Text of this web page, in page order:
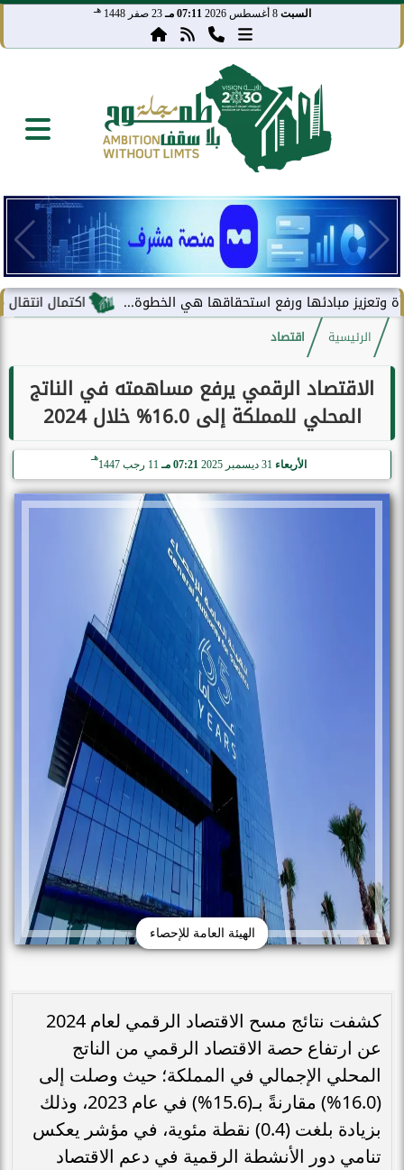
السبت 8 أغسطس 2026 07:11 مـ 23 صفر 1448 هـ
اكتمال انتقال مركز مبادئها ورفع استحقاقها هي الخطوة...
الرئيسية اقتصاد
الاقتصاد الرقمي يرفع مساهمته في الناتج
المحلي للمملكة إلى 16.0% خلال 2024
الأربعاء 07:21 مـ 11 رجب 1447
هـ
الهيئة العامة للإحصاء
كشفت نتائج مسح الاقتصاد الرقمي لعام 2024
عن ارتفاع حصة الاقتصاد الرقمي من الناتج
المحلي الإجمالي في المملكة؛ حيث وصلت إلى
(16.0%) مقارنةً بـ(15.6%) في عام 2023، وذلك
بزيادة بلغت (0.4) نقطة مئوية، في مؤشر يعكس
تنامي دور الأنشطة الرقمية في دعم الاقتصاد